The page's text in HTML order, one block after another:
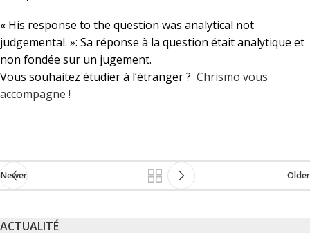
« His response to the question was analytical not
judgemental. »: Sa réponse à la question était analytique et
non fondée sur un jugement.
Vous souhaitez étudier à l’étranger ? Chrismo vous
accompagne !
Newer Older
ACTUALITÉ